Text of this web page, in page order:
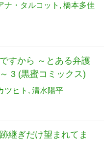
ナ・タルコット
橋本多佳
すから ～とある弁護
3 (黒蜜コミックス)
ツヒト 清水陽平
継ぎだけ望まれてま